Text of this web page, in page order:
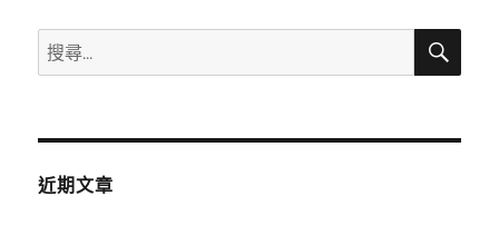
搜
尋
鍵
搜
近期文章